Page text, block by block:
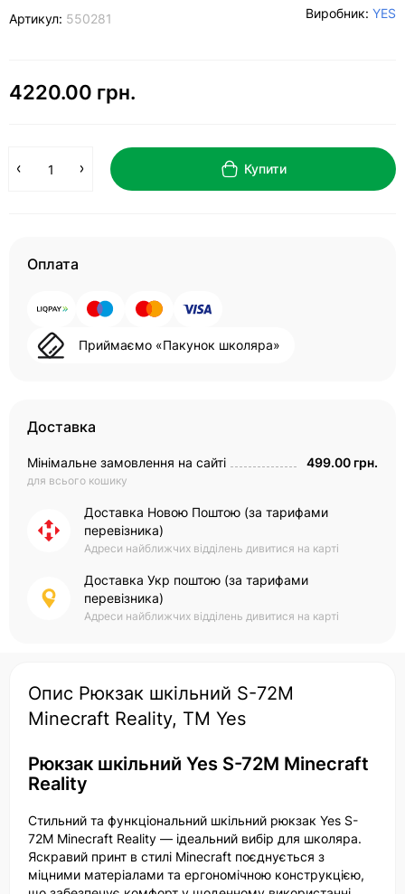
Артикул: 550281 Виробник: YES
4220.00 грн.
Купити
Оплата
Приймаємо «Пакунок школяра»
Доставка
Мінімальне замовлення на сайті
для всього кошику
499.00 грн.
Доставка Новою Поштою (за тарифами
перевізника)
Адреси найближчих відділень дивитися на карті
Доставка Укр поштою (за тарифами
перевізника)
Адреси найближчих відділень дивитися на карті
Опис Рюкзак шкільний S-72M
Minecraft Reality, ТМ Yes
Рюкзак шкільний Yes S-72M Minecraft
Reality
Стильний та функціональний шкільний рюкзак Yes S-
72M Minecraft Reality — ідеальний вибір для школяра.
Яскравий принт в стилі Minecraft поєднується з
міцними матеріалами та ергономічною конструкцією,